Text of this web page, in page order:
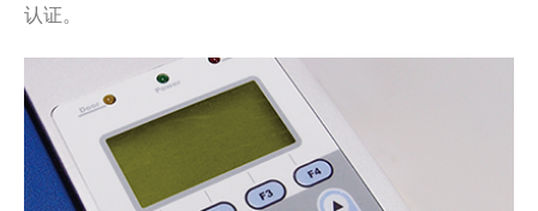
认证。